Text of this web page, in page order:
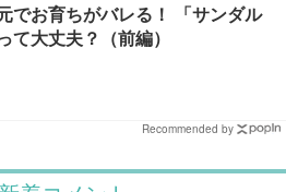
でお育ちがバレる！ 「サンダル
て大丈夫？（前編）
Recommended by